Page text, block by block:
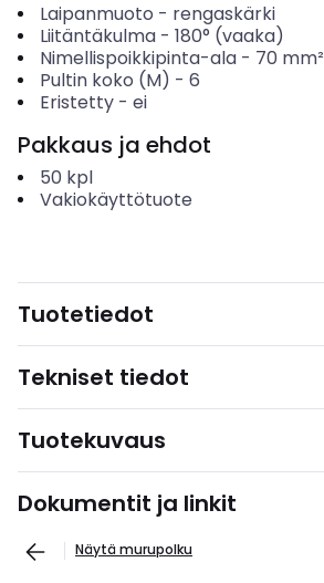
Laipanmuoto - rengaskärki
Liitäntäkulma- 180° (vaaka)
Nimellispoikkipinta-ala- 70 mm²
Pultin koko (M) - 6
Eristetty- ei
Pakkaus ja ehdot
50 kpl
Vakiokäyttötuote
Tuotetiedot
Tekniset tiedot
Tuotekuvaus
Dokumentit ja linkit
Näytä murupolku